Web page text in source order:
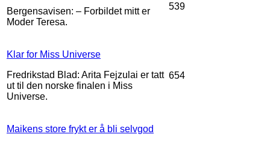
Bergensavisen: – Forbildet mitt er
Moder Teresa.
539
Klar for Miss Universe
Fredrikstad Blad: Arita Fejzulai er tatt
ut til den norske finalen i Miss
Universe.
654
Maikens store frykt er å bli selvgod